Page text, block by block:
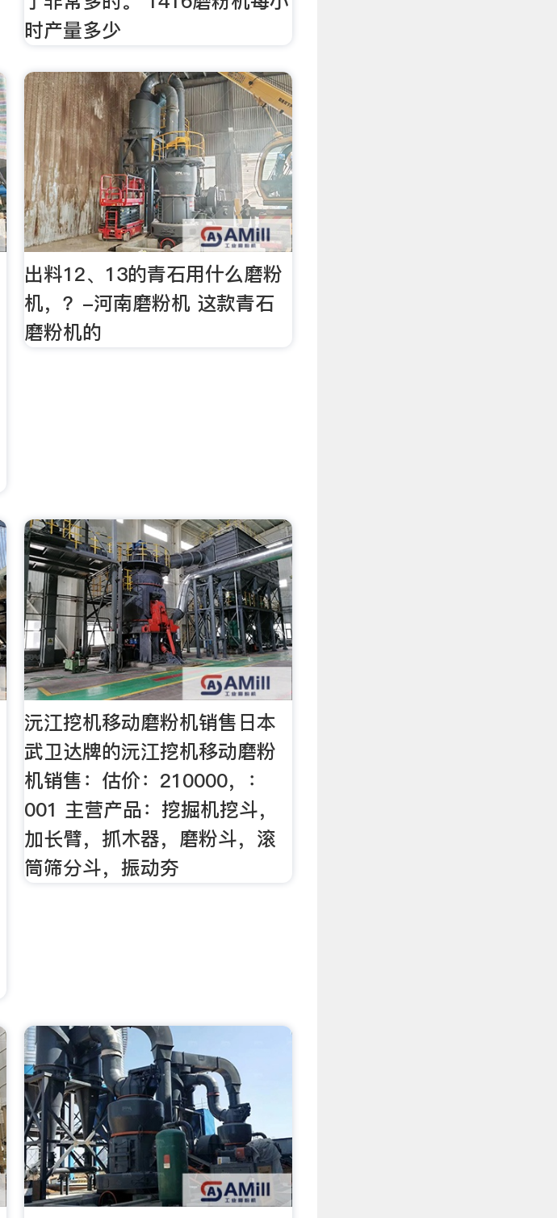
时产量多少
出料12、13的青石用什么磨粉
机，？-河南磨粉机 这款青石
磨粉机的
沅江挖机移动磨粉机销售日本
武卫达牌的沅江挖机移动磨粉
机销售：估价：210000，：
001 主营产品：挖掘机挖斗，
加长臂，抓木器，磨粉斗，滚
筒筛分斗，振动夯